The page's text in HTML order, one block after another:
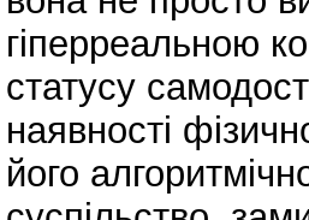
гіперреальною
статусу
наявності
його